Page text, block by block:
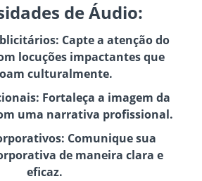
de Áudio:
Capte a atenção do
locuções impactantes que
culturalmente.
Fortaleça a imagem da
uma narrativa profissional.
Comunique sua
de maneira clara e
eficaz.